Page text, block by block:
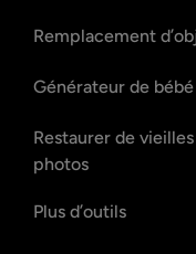
Remplacement
Générateur de
Restaurer de vieilles
photos
Plus d’outils